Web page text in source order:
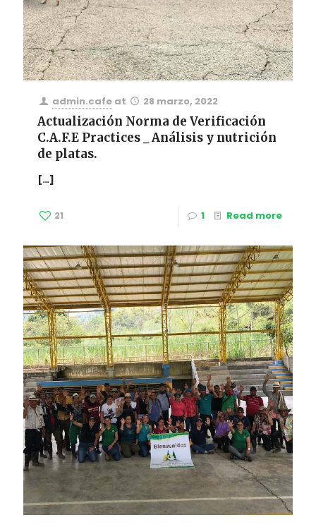
admin.cafe at 28 marzo, 2022
Actualización Norma de Verificación
C.A.F.E Practices _ Análisis y nutrición
de platas.
[…]
21 1 Read more